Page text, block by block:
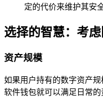
定的代价来维护其安
选择的智慧：考
资产规模
如果用户持有的数字资产
软件钱包就可以满足日常